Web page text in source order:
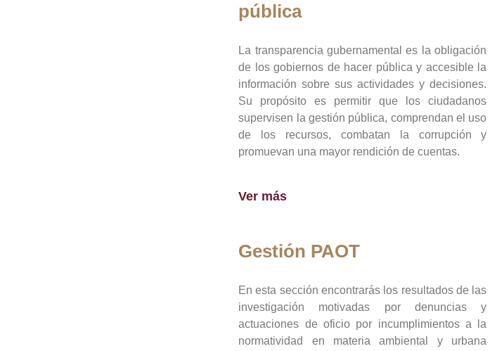
pública
La transparencia gubernamental es la obligación
de los gobiernos de hacer pública y accesible la
información sobre sus actividades y decisiones.
Su propósito es permitir que los ciudadanos
supervisen la gestión pública, comprendan el uso
de los recursos, combatan la corrupción y
promuevan una mayor rendición de cuentas.
Ver más
Gestión PAOT
En esta sección encontrarás los resultados de las
investigación motivadas por denuncias y
actuaciones de oficio por incumplimientos a la
normatividad en materia ambiental y urbana